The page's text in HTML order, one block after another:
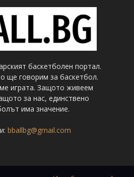
баскетболен портал.
ще говорим за баскетбол.
играта. Защото живеем
за нас, единствено
има значение.
bballbg@gmail.com